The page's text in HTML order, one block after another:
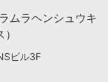
ムラヘンシュウキ
ビル3F